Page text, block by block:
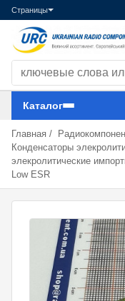
Страницы
Каталог
Главная /
Конденсаторы
элекролитические
Low ESR